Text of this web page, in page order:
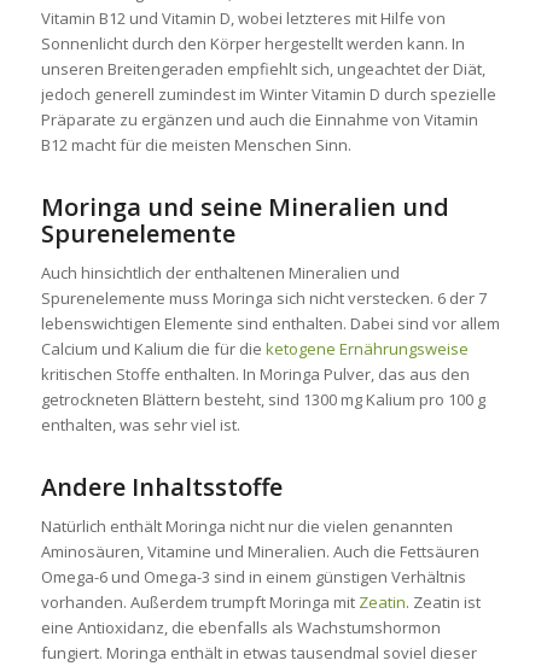
Vitamin B12 und Vitamin D, wobei letzteres mit Hilfe von
Sonnenlicht durch den Körper hergestellt werden kann. In
unseren Breitengeraden empfiehlt sich, ungeachtet der Diät,
jedoch generell zumindest im Winter Vitamin D durch spezielle
Präparate zu ergänzen und auch die Einnahme von Vitamin
B12 macht für die meisten Menschen Sinn.
Moringa und seine Mineralien und
Spurenelemente
Auch hinsichtlich der enthaltenen Mineralien und
Spurenelemente muss Moringa sich nicht verstecken. 6 der 7
lebenswichtigen Elemente sind enthalten. Dabei sind vor allem
Calcium und Kalium die für die ketogene Ernährungsweise
kritischen Stoffe enthalten. In Moringa Pulver, das aus den
getrockneten Blättern besteht, sind 1300 mg Kalium pro 100 g
enthalten, was sehr viel ist.
Andere Inhaltsstoffe
Natürlich enthält Moringa nicht nur die vielen genannten
Aminosäuren, Vitamine und Mineralien. Auch die Fettsäuren
Omega-6 und Omega-3 sind in einem günstigen Verhältnis
vorhanden. Außerdem trumpft Moringa mit Zeatin. Zeatin ist
eine Antioxidanz, die ebenfalls als Wachstumshormon
fungiert. Moringa enthält in etwas tausendmal soviel dieser